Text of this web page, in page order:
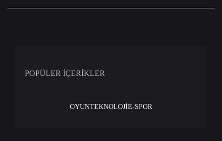
POPÜLER İÇERİKLER
OYUNTEKNOLOJİE-SPOR